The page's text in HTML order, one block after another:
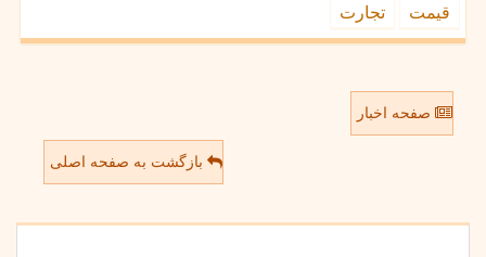
قیمت
تجارت
صفحه اخبار
بازگشت به صفحه اصلی